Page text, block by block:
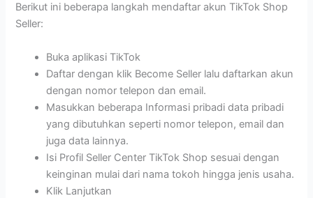
Berikut ini beberapa langkah mendaftar akun TikTok Shop
Seller:
Buka aplikasi TikTok
Daftar dengan klik Become Seller lalu daftarkan akun
dengan nomor telepon dan email.
Masukkan beberapa Informasi pribadi data pribadi
yang dibutuhkan seperti nomor telepon, email dan
juga data lainnya.
Isi Profil Seller Center TikTok Shop sesuai dengan
keinginan mulai dari nama tokoh hingga jenis usaha.
Klik Lanjutkan